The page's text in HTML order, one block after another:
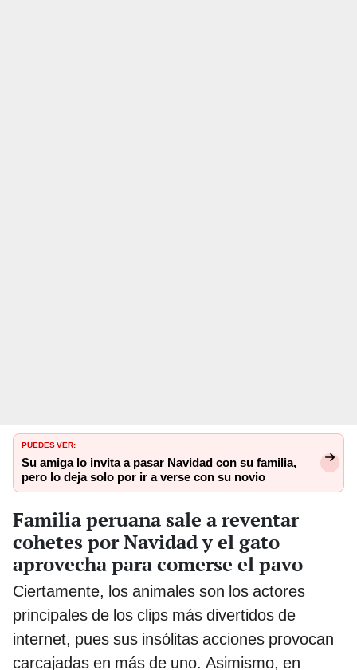
PUEDES VER:
Su amiga lo invita a pasar Navidad con su familia,
pero lo deja solo por ir a verse con su novio
Familia peruana sale a reventar
cohetes por Navidad y el gato
aprovecha para comerse el pavo
Ciertamente, los animales son los actores
principales de los clips más divertidos de
internet, pues sus insólitas acciones provocan
carcajadas en más de uno. Asimismo, en